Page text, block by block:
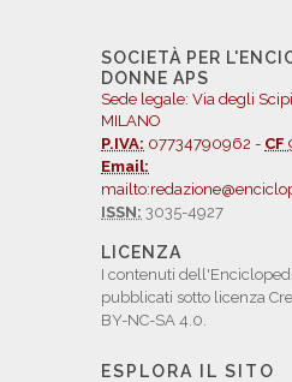
SOCIETÀ PER
DONNE APS
Sede legale: Via degli
MILANO
P.IVA: 07734790962 - CF
Email:
ISSN: 3035-4927
LICENZA
I contenuti
pubblicati sotto licenza
BY-NC-SA 4.0.
ESPLORA IL SITO